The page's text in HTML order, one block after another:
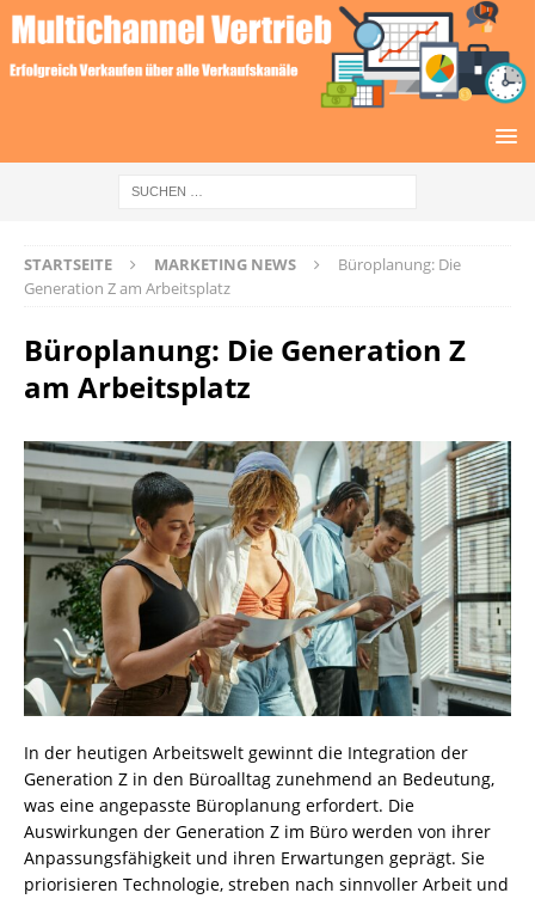
STARTSEITE MARKETING NEWS
Büroplanung: Die
Generation Z am Arbeitsplatz
Büroplanung: Die Generation Z
am Arbeitsplatz
In der heutigen Arbeitswelt gewinnt die Integration der
Generation Z in den Büroalltag zunehmend an Bedeutung,
was eine angepasste Büroplanung erfordert. Die
Auswirkungen der Generation Z im Büro werden von ihrer
Anpassungsfähigkeit und ihren Erwartungen geprägt. Sie
priorisieren Technologie, streben nach sinnvoller Arbeit und